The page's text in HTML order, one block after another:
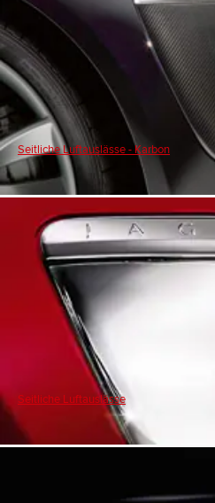
Seitliche Luftauslässe - Karbon
Seitliche Luftauslässe